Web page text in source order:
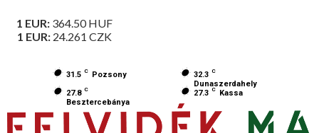
1 EUR: 364.50HUF
1 EUR: 24.261 CZK
31.5 C Pozsony 32.3 C
Dunaszerdahely
27.8 C
Besztercebánya
27.3 C Kassa